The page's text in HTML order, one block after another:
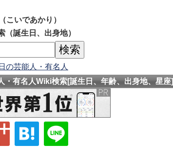
こいであかり）
誕生日、出身地）
の芸能人・有名人
有名人Wiki検索[誕生日、年齢、出身地、星座]